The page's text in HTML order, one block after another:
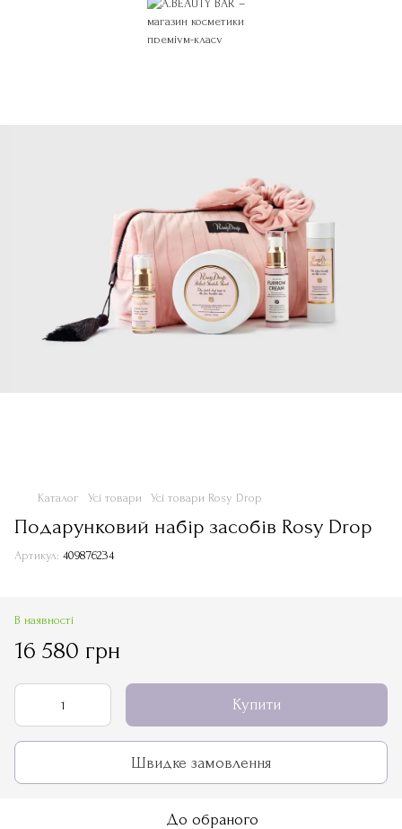
Каталог Усі товари Усі товари Rosy Drop
Подарунковий набір засобів Rosy Drop
Артикул: 409876234
В наявності
16 580 грн
Купити
Швидке замовлення
До обраного